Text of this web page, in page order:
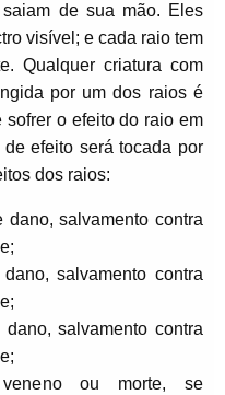
de sua mão. Eles
visível; e cada raio tem
Qualquer criatura com
por um dos raios é
o efeito do raio em
efeito será tocada por
dos raios:
salvamento contra
salvamento contra
salvamento contra
veneno ou morte, se